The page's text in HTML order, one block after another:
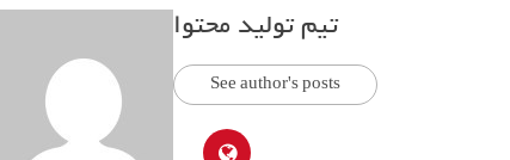
تیم تولید محتوا
See author's posts